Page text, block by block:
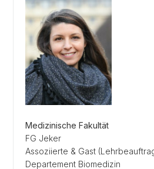
Medizinische Fakultät
FG Jeker
Assoziierte & Gast
Departement Biomedizin